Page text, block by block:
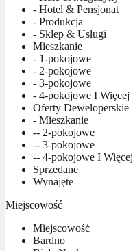
- Hotel & Pensjonat
- Produkcja
- Sklep & Usługi
Mieszkanie
- 1-pokojowe
- 2-pokojowe
- 3-pokojowe
- 4-pokojowe I Więcej
Oferty Deweloperskie
- Mieszkanie
-- 2-pokojowe
-- 3-pokojowe
-- 4-pokojowe I Więcej
Sprzedane
Wynajęte
Miejscowość
Miejscowość
Bardno